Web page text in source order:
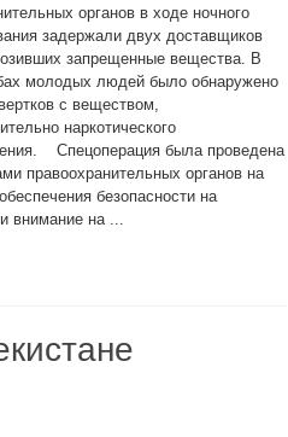
органов в ходе ночного
задержали двух доставщиков
запрещенные вещества. В
молодых людей было обнаружено
с веществом,
наркотического
Спецоперация была проведена
правоохранительных органов на
безопасности на
внимание на ...